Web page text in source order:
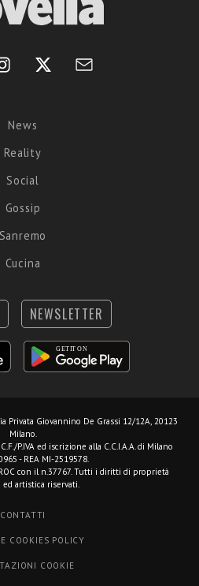
News
Reality
Social
Gossip
Sanremo
Cucina
NEWSLETTER
Privata Giovannino De Grassi 12/12A, 20123
Milano.
P.IVA ed iscrizione alla C.C.I.A.A. di Milano
- REA MI-2519578.
con il n.37767. Tutti i diritti di proprietà
ed artistica riservati.
CONTATTI
COOKIES POLICY
COOKIE